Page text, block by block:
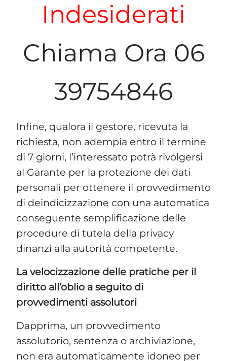
Indesiderati
Chiama Ora 06
39754846
Infine, qualora il gestore, ricevuta la
richiesta, non adempia entro il termine
di 7 giorni, l’interessato potrà rivolgersi
al Garante per la protezione dei dati
personali per ottenere il provvedimento
di deindicizzazione con una automatica
conseguente semplificazione delle
procedure di tutela della privacy
dinanzi alla autorità competente.
La velocizzazione delle pratiche per il
diritto all’oblio a seguito di
provvedimenti assolutori
Dapprima, un provvedimento
assolutorio, sentenza o archiviazione,
non era automaticamente idoneo per